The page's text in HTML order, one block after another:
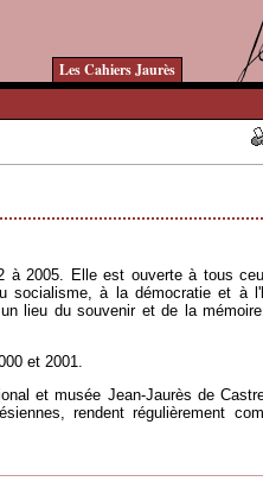
Les Cahiers Jaurès
à 2005. Elle est ouverte à tous
socialisme, à la démocratie et à
lieu du souvenir et de la
et 2001.
et musée Jean-Jaurès de
rendent régulièrement